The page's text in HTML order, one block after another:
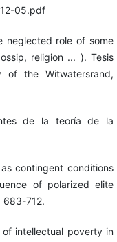
05.pdf
neglected role of some
religion ... ). Tesis
of the Witwatersrand,
de la teoría de la
contingent conditions
of polarized elite
683-712.
of intellectual poverty in